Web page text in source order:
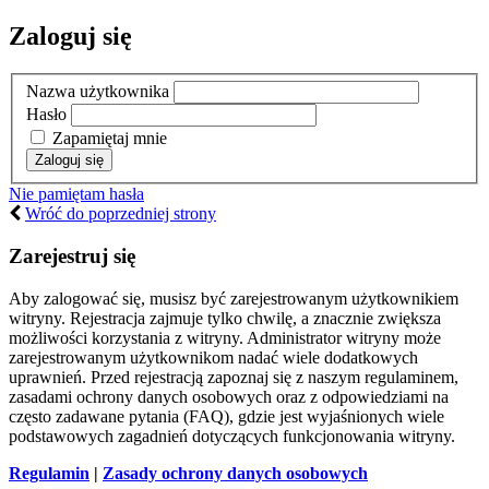
Zaloguj się
Nazwa użytkownika
Hasło
Zapamiętaj mnie
Nie pamiętam hasła
Wróć do poprzedniej strony
Zarejestruj się
Aby zalogować się, musisz być zarejestrowanym użytkownikiem
witryny. Rejestracja zajmuje tylko chwilę, a znacznie zwiększa
możliwości korzystania z witryny. Administrator witryny może
zarejestrowanym użytkownikom nadać wiele dodatkowych
uprawnień. Przed rejestracją zapoznaj się z naszym regulaminem,
zasadami ochrony danych osobowych oraz z odpowiedziami na
często zadawane pytania (FAQ), gdzie jest wyjaśnionych wiele
podstawowych zagadnień dotyczących funkcjonowania witryny.
Regulamin | Zasady ochrony danych osobowych